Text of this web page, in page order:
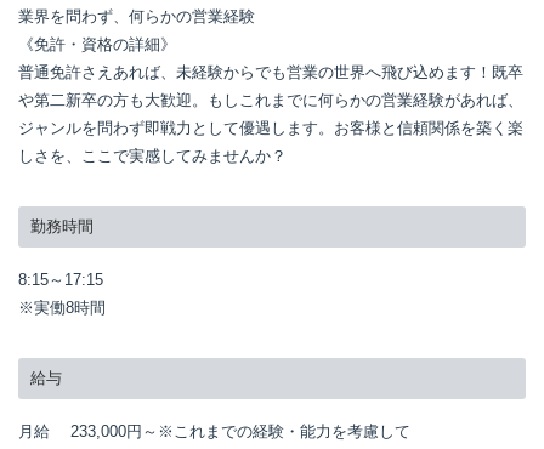
業界を問わず、何らかの営業経験
《免許・資格の詳細》
普通免許さえあれば、未経験からでも営業の世界へ飛び込めます！既卒
や第二新卒の方も大歓迎。もしこれまでに何らかの営業経験があれば、
ジャンルを問わず即戦力として優遇します。お客様と信頼関係を築く楽
しさを、ここで実感してみませんか？
勤務時間
8:15～17:15
※実働8時間
給与
月給 233,000円～ ※これまでの経験・能力を考慮して